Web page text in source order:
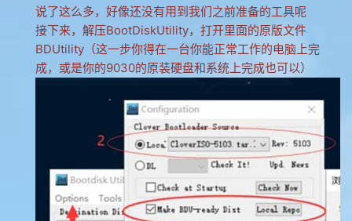
说了这么多，好像还没有用到我们之前准备的工具呢
接下来，解压BootDiskUtility，打开里面的原版文件
BDUtility（这一步你得在一台你能正常工作的电脑上完
成，或是你的9030的原装硬盘和系统上完成也可以）